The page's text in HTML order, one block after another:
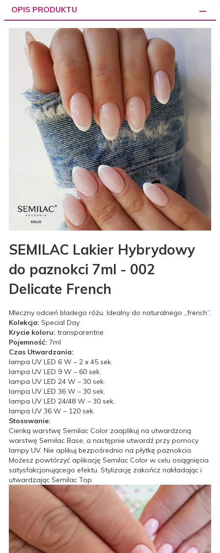
OPIS PRODUKTU
SEMILAC Lakier Hybrydowy
do paznokci 7ml - 002
Delicate French
Mleczny odcień bladego różu. Idealny do naturalnego ,,french”.
Kolekcja: Special Day
Krycie koloru: transparentne
Pojemność: 7ml
Czas Utwardzania:
lampa UV LED 6 W – 2 x 45 sek.
lampa UV LED 9 W – 60 sek.
lampa UV LED 24 W – 30 sek.
lampa UV LED 36 W – 30 sek.
lampa UV LED 24/48 W – 30 sek.
lampa UV 36 W – 120 sek.
Stosowanie:
Cienką warstwę Semilac Color zaaplikuj na utwardzoną
warstwę Semilac Base, a następnie utwardź przy pomocy
lampy UV. Nie aplikuj bezpośrednio na płytkę paznokcia.
Możesz powtórzyć aplikację Semilac Color w celu osiągnięcia
satysfakcjonującego efektu. Stylizację zakończ nakładając i
utwardzając Semilac Top.